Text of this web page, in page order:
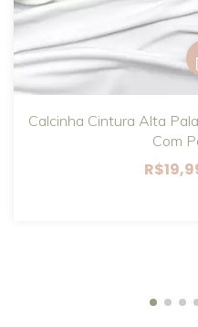
Calcinha Cintura Alta
Com